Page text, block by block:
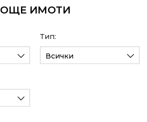
ОЩЕ ИМОТИ
Тип:
Всички